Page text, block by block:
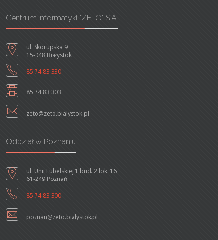
Centrum Informatyki "ZETO" S.A.
ul. Skorupska 9
15-048 Białystok
85 74 83 330
85 74 83 303
zeto@zeto.bialystok.pl
Oddział w Poznaniu
ul. Unii Lubelskiej 1 bud. 2 lok. 16
61-249 Poznań
85 74 83 300
poznan@zeto.bialystok.pl